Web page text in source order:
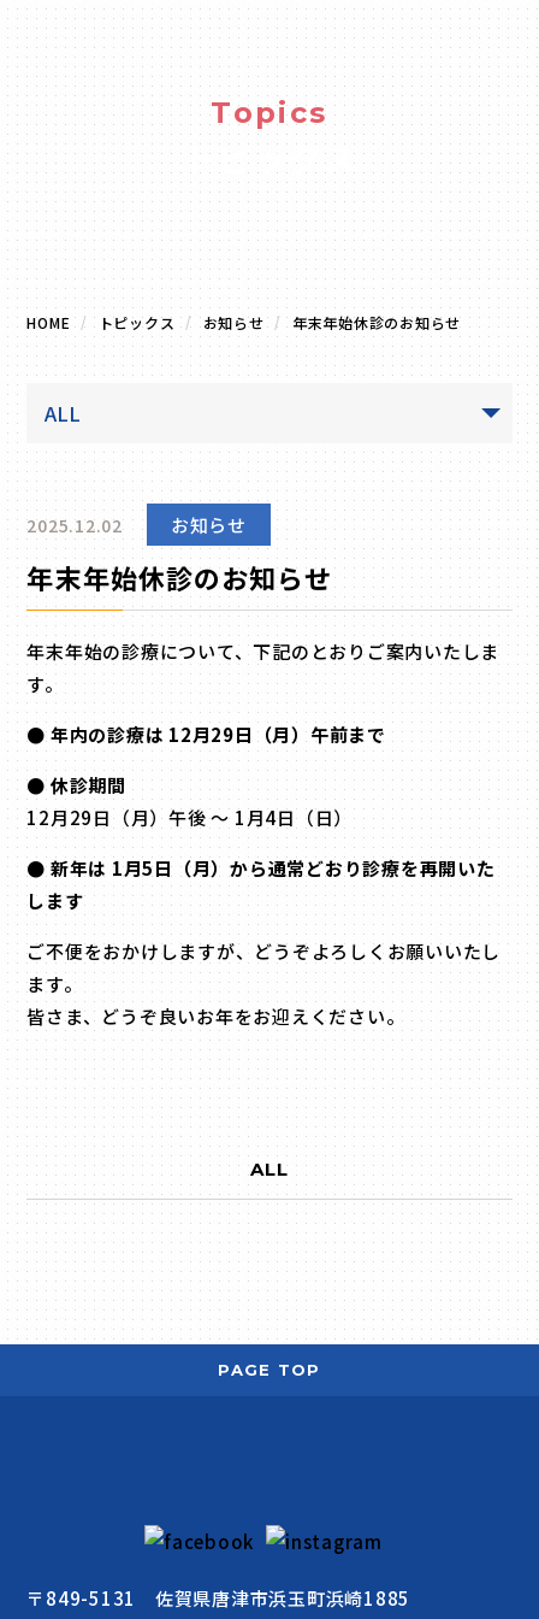
Topics
トピックス
HOME トピックス お知らせ 年末年始休診のお知らせ
2025.12.02 お知らせ
年末年始休診のお知らせ
年末年始の診療について、下記のとおりご案内いたしま
す。
● 年内の診療は 12月29日（月）午前まで
● 休診期間
12月29日（月）午後 〜 1月4日（日）
● 新年は 1月5日（月）から通常どおり診療を再開いた
します
ご不便をおかけしますが、どうぞよろしくお願いいたし
ます。
皆さま、どうぞ良いお年をお迎えください。
ALL
PAGE TOP
〒849-5131 佐賀県唐津市浜玉町浜崎1885